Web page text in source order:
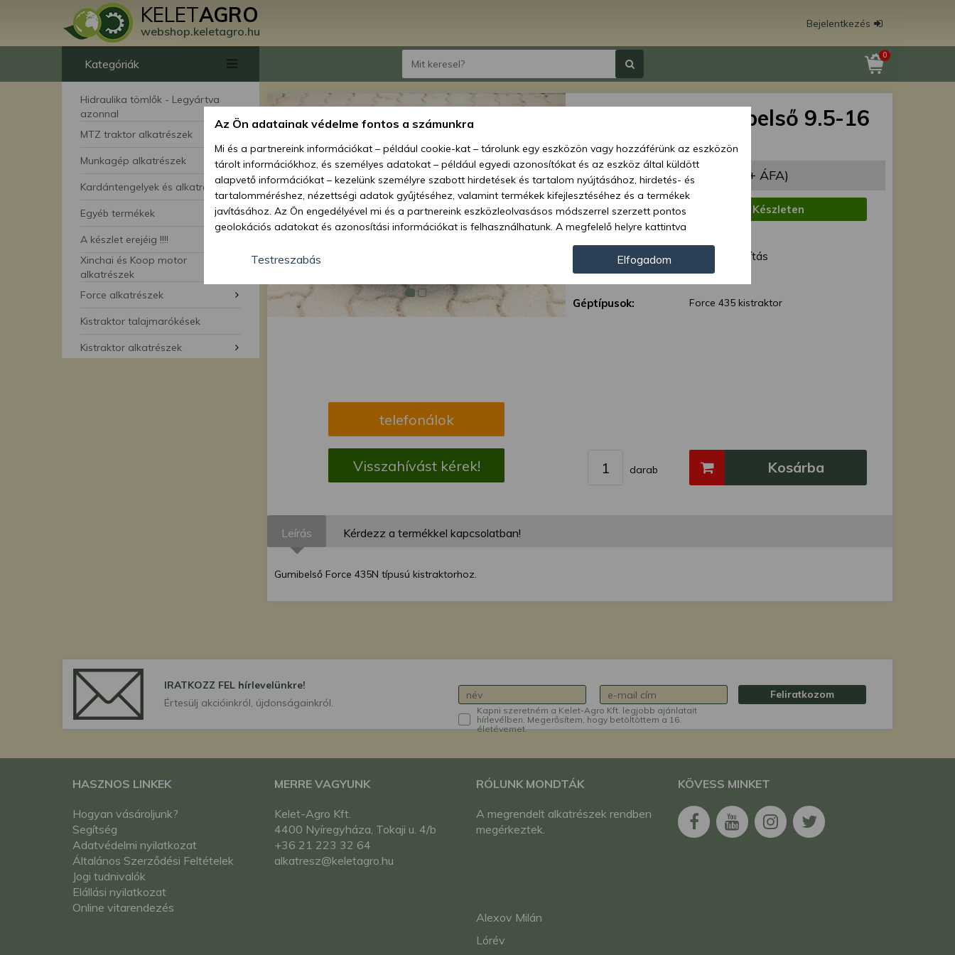
KELETAGRO
webshop.keletagro.hu
Bejelentkezés
Kategóriák
Hidraulika tömlők - Legyártva
azonnal
MTZ traktor alkatrészek
Munkagép alkatrészek
Kardántengelyek és alkatrészei
Egyéb termékek
A készlet erejéig !!!!
Xinchai és Koop motor
alkatrészek
Force alkatrészek
Kistraktor talajmarókések
Kistraktor alkatrészek
0
telefonálok
Visszahívást kérek!
Force 435N gumibelső 9.5-16
gumihoz
Ár: 13 335 Ft (10 500 Ft + ÁFA)
Elérhetőség:
Készleten
Szállítás:
Szállítási mód:
Normál szállítás
Géptípusok:
Force 435 kistraktor
darab Kosárba
Leírás Kérdezz a termékkel kapcsolatban!
Gumibelső Force 435N típusú kistraktorhoz.
IRATKOZZ FEL hírlevelünkre!
Értesülj akcióinkról, újdonságainkról.
Kapni szeretném a Kelet-Agro Kft. legjobb ajánlatait
hírlevélben. Megerősítem, hogy betöltöttem a 16.
életévemet.
Feliratkozom
HASZNOS LINKEK
Hogyan vásároljunk?
Segítség
Adatvédelmi nyilatkozat
Általános Szerződési Feltételek
Jogi tudnivalók
Elállási nyilatkozat
Online vitarendezés
MERRE VAGYUNK
Kelet-Agro Kft.
4400 Nyíregyháza, Tokaji u. 4/b
+36 21 223 32 64
alkatresz@keletagro.hu
RÓLUNK MONDTÁK
A megrendelt alkatrészek rendben
megérkeztek.
Alexov Milán
Lórév
KÖVESS MINKET
Az Ön adatainak védelme fontos a számunkra
Mi és a partnereink információkat – például cookie-kat – tárolunk egy eszközön vagy hozzáférünk az eszközön
tárolt információkhoz, és személyes adatokat – például egyedi azonosítókat és az eszköz által küldött
alapvető információkat – kezelünk személyre szabott hirdetések és tartalom nyújtásához, hirdetés- és
tartalomméréshez, nézettségi adatok gyűjtéséhez, valamint termékek kifejlesztéséhez és a termékek
javításához. Az Ön engedélyével mi és a partnereink eszközleolvasásos módszerrel szerzett pontos
geolokációs adatokat és azonosítási információkat is felhasználhatunk. A megfelelő helyre kattintva
hozzájárulhat ahhoz, hogy mi és a partnereink a fent leírtak szerint adatkezelést végezzünk. Másik
lehetőségként a hozzájárulás megadása vagy elutasítása előtt részletesebb információkhoz juthat, és
megváltoztathatja beállításait. Felhívjuk figyelmét, hogy személyes adatainak bizonyos kezeléséhez nem
feltétlenül szükséges az Ön hozzájárulása, de jogában áll tiltakozni az ilyen jellegű adatkezelés ellen. A
beállításai csak erre a weboldalra érvényesek. Erre a webhelyre visszatérve vagy az adatvédelmi szabályzatunk
segítségével bármikor megváltoztathatja a beállításait.
Testreszabás Elfogadom